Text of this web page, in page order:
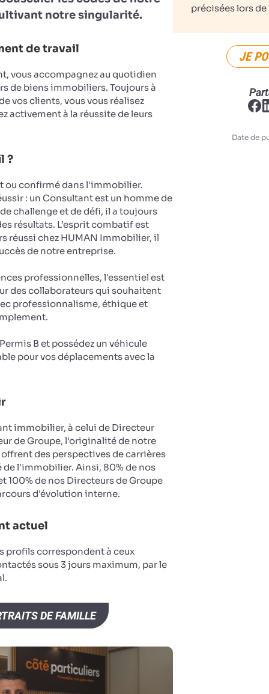
notre singularité.
de travail
vous accompagnez au quotidien
de biens immobiliers. Toujours à
vos clients, vous vous réalisez
activement à la réussite de leurs
?
ou confirmé dans l'immobilier.
: un Consultant est un homme de
challenge et de défi, il a toujours
résultats. L’esprit combatif est
réussi chez HUMAN Immobilier, il
de notre entreprise.
professionnelles, l'essentiel est
des collaborateurs qui souhaitent
professionnalisme, éthique et
B et possédez un véhicule
pour vos déplacements avec la
immobilier, à celui de Directeur
de Groupe, l'originalité de notre
des perspectives de carrières
de l'immobilier. Ainsi, 80% de nos
100% de nos Directeurs de Groupe
d'évolution interne.
actuel
profils correspondent à ceux
sous 3 jours maximum, par le
DE FAMILLE
précisées lors de
JE
Date de